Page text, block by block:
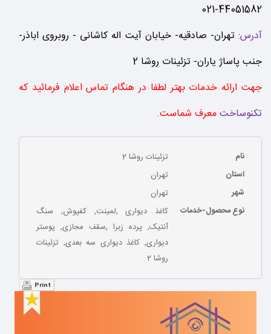
021-44051582
آدرس: تهران- صادقیه- خیابان آیت اله کاشانی - روبروی اباذر-
جنب پاساژ یاران- تزئینات روشا 2
جهت ارائه خدمات بهتر لطفا در هنگام تماس اعلام فرمائید که
تکنوساختمعرف شماست.
نام
تزئینات روشا 2
استان
تهران
شهر
تهران
نوع محصول-خدمات
کاغذ دیواری ,لمینت, کفپوش, سنگ
آنتیک, پرده زبرا ,سقف مجازی, پوستر
دیواری, کاغذ دیواری سه بعدی, تزئینات
روشا 2
Print